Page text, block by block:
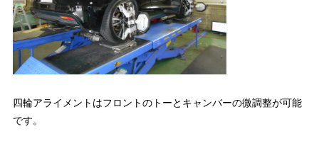
四輪アライメントはフロントのトーとキャンバーの微調整が可能
です。